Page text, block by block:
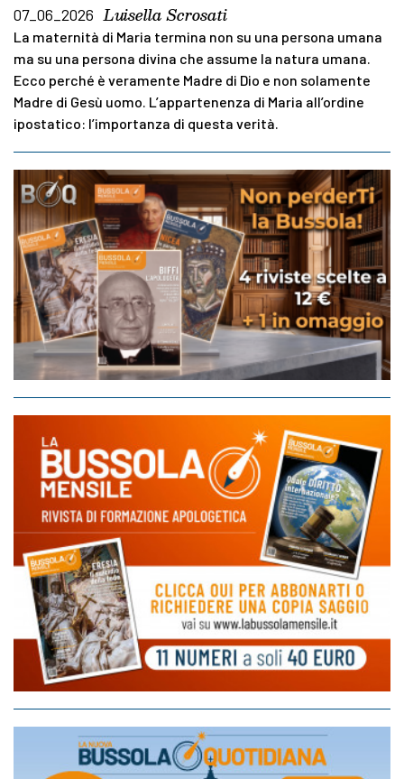
07_06_2026 Luisella Scrosati
La maternità di Maria termina non su una persona umana
ma su una persona divina che assume la natura umana.
Ecco perché è veramente Madre di Dio e non solamente
Madre di Gesù uomo. L’appartenenza di Maria all’ordine
ipostatico: l’importanza di questa verità.